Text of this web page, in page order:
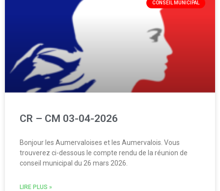
CONSEIL MUNICIPAL
CR – CM 03-04-2026
Bonjour les Aumervaloises et les Aumervalois. Vous
trouverez ci-dessous le compte rendu de la réunion de
conseil municipal du 26 mars 2026.
LIRE PLUS »